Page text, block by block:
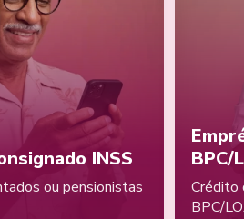
INSS
ou pensionistas
BPC/
Crédito
BPC/